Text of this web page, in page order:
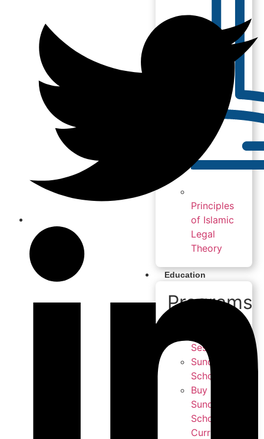
Principles
of Islamic
Legal
Theory
Education
Programs
Sessions
Sunday
School
Buy
Sunday
School
Curriculum